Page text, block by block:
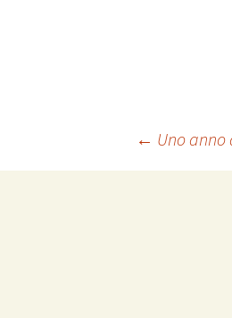
← Uno anno